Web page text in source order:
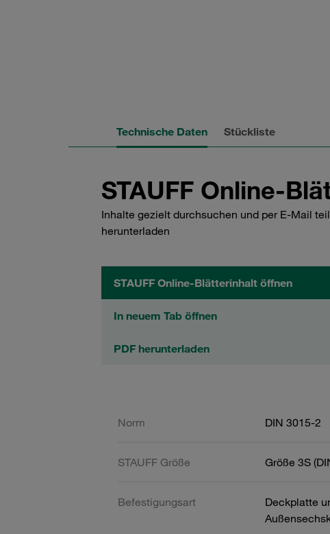
Technische Daten Stückliste
STAUFF Online-
Inhalte gezielt durchsuchen und per E-Mail
herunterladen
STAUFF Online-Blätterinhalt öffnen
In neuem Tab öffnen
PDF herunterladen
Norm DIN 3015-2
STAUFF Größe Größe 3S
Befestigungsart
Deckplatte